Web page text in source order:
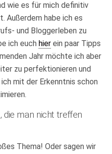
wie es für mich definitiv
Außerdem habe ich es
und Bloggerleben zu
ich euch hier ein paar Tipps
Jahr möchte ich aber
zu perfektionieren und
mit der Erkenntnis schon
die man nicht treffen
Thema! Oder sagen wir